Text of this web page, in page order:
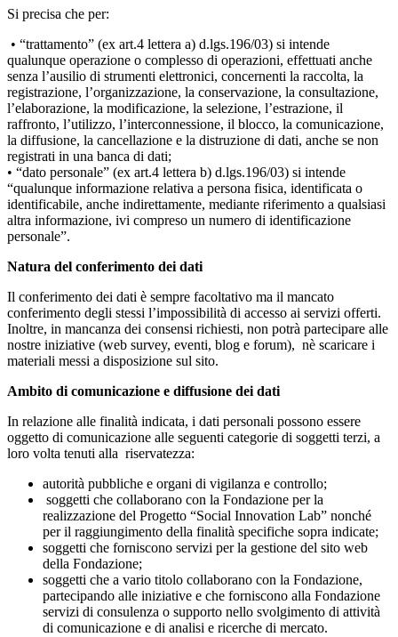
Si precisa che per:
• “trattamento” (ex art.4 lettera a) d.lgs.196/03) si intende
qualunque operazione o complesso di operazioni, effettuati anche
senza l’ausilio di strumenti elettronici, concernenti la raccolta, la
registrazione, l’organizzazione, la conservazione, la consultazione,
l’elaborazione, la modificazione, la selezione, l’estrazione, il
raffronto, l’utilizzo, l’interconnessione, il blocco, la comunicazione,
la diffusione, la cancellazione e la distruzione di dati, anche se non
registrati in una banca di dati;
• “dato personale” (ex art.4 lettera b) d.lgs.196/03) si intende
“qualunque informazione relativa a persona fisica, identificata o
identificabile, anche indirettamente, mediante riferimento a qualsiasi
altra informazione, ivi compreso un numero di identificazione
personale”.
Natura del conferimento dei dati
Il conferimento dei dati è sempre facoltativo ma il mancato
conferimento degli stessi l’impossibilità di accesso ai servizi offerti.
Inoltre, in mancanza dei consensi richiesti, non potrà partecipare alle
nostre iniziative (web survey, eventi, blog e forum), nè scaricare i
materiali messi a disposizione sul sito.
Ambito di comunicazione e diffusione dei dati
In relazione alle finalità indicata, i dati personali possono essere
oggetto di comunicazione alle seguenti categorie di soggetti terzi, a
loro volta tenuti alla riservatezza:
autorità pubbliche e organi di vigilanza e controllo;
soggetti che collaborano con la Fondazione per la
realizzazione del Progetto “Social Innovation Lab” nonché
per il raggiungimento della finalità specifiche sopra indicate;
soggetti che forniscono servizi per la gestione del sito web
della Fondazione;
soggetti che a vario titolo collaborano con la Fondazione,
partecipando alle iniziative e che forniscono alla Fondazione
servizi di consulenza o supporto nello svolgimento di attività
di comunicazione e di analisi e ricerche di mercato.